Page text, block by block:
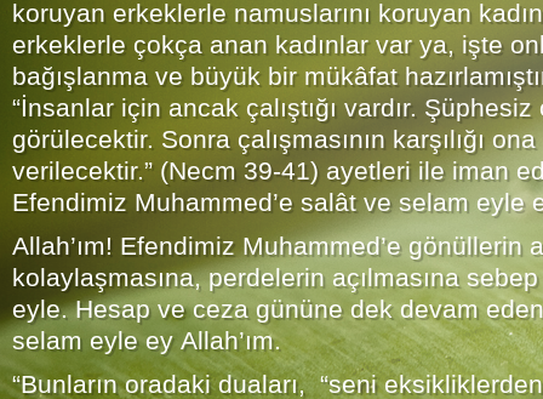
koruyan erkeklerle namuslarını koruyan
erkeklerle çokça anan kadınlar var ya, işte
bağışlanma ve büyük bir mükâfat
“İnsanlar için ancak çalıştığı vardır.
görülecektir. Sonra çalışmasının karşılığı
verilecektir.” (Necm 39-41) ayetleri ile iman
Efendimiz Muhammed’e salât ve selam eyle
Allah’ım! Efendimiz Muhammed’e gönüllerin
kolaylaşmasına, perdelerin açılmasına
eyle. Hesap ve ceza gününe dek devam
selam eyle ey Allah’ım.
“Bunların oradaki duaları, “seni